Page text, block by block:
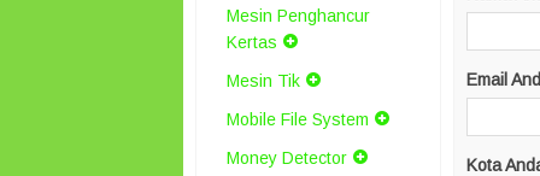
Mesin Penghancur
Kertas
Mesin Tik
Mobile File System
Money Detector
Email
Kota